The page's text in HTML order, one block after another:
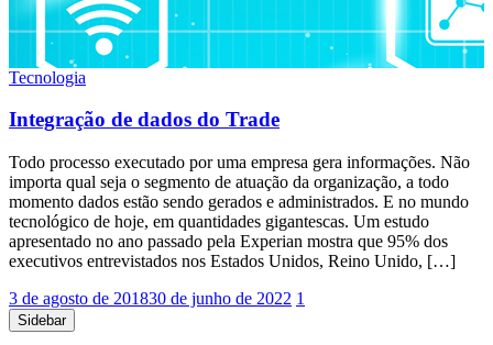
Tecnologia
Integração de dados do Trade
Todo processo executado por uma empresa gera informações. Não
importa qual seja o segmento de atuação da organização, a todo
momento dados estão sendo gerados e administrados. E no mundo
tecnológico de hoje, em quantidades gigantescas. Um estudo
apresentado no ano passado pela Experian mostra que 95% dos
executivos entrevistados nos Estados Unidos, Reino Unido, […]
3 de agosto de 201830 de junho de 2022 1
Sidebar